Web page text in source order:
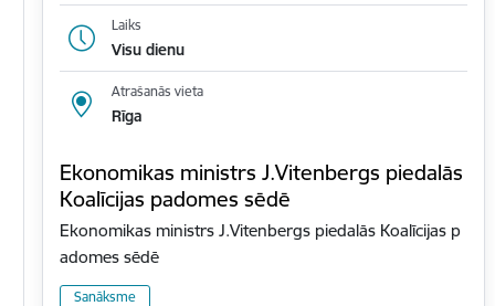
Laiks
Visu dienu
Atrašanās vieta
Rīga
Ekonomikas ministrs J.Vitenbergs piedalās
Koalīcijas padomes sēdē
Ekonomikas ministrs J.Vitenbergs piedalās Koalīcijas p
adomes sēdē
Sanāksme